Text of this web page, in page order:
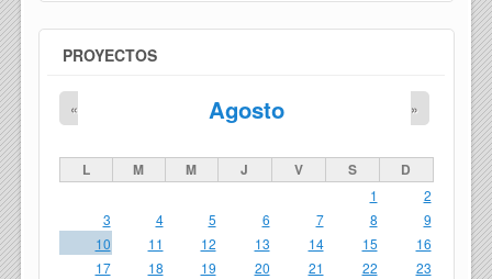
PROYECTOS
Agosto
« »
L M M J V S D
1
2
3
4 5 6 7 8
9
10
11 12 13 14 15
16
17
18 19 20 21 22
23